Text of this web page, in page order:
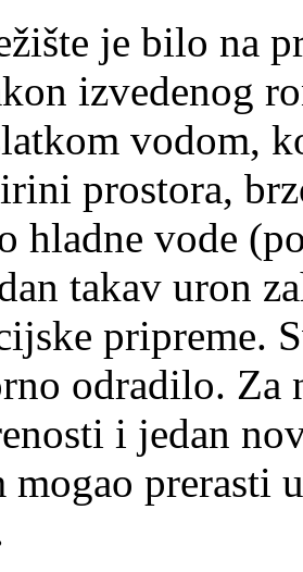
je bilo na
izvedenog
vodom,
prostora,
hladne vode
takav uron
pripreme.
odradilo.
i jedan
mogao prerasti